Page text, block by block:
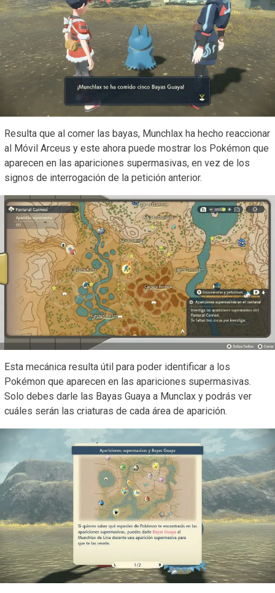
Resulta que al comer las bayas, Munchlax ha hecho reaccionar
al Móvil Arceus y este ahora puede mostrar los Pokémon que
aparecen en las apariciones supermasivas, en vez de los
signos de interrogación de la petición anterior.
Esta mecánica resulta útil para poder identificar a los
Pokémon que aparecen en las apariciones supermasivas.
Solo debes darle las Bayas Guaya a Munclax y podrás ver
cuáles serán las criaturas de cada área de aparición.